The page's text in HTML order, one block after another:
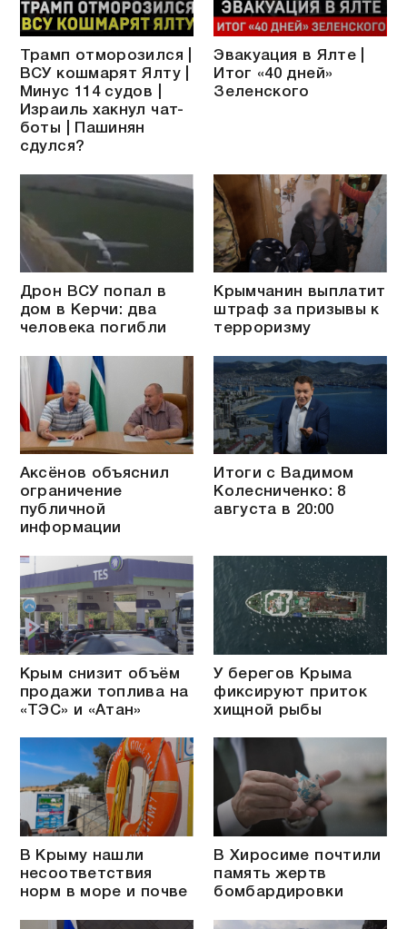
Трамп отморозился |
ВСУ кошмарят Ялту |
Минус 114 судов |
Израиль хакнул чат-
боты | Пашинян
сдулся?
Эвакуация в Ялте |
Итог «40 дней»
Зеленского
Дрон ВСУ попал в
дом в Керчи: два
человека погибли
Крымчанин выплатит
штраф за призывы к
терроризму
Аксёнов объяснил
ограничение
публичной
информации
Итоги с Вадимом
Колесниченко: 8
августа в 20:00
Крым снизит объём
продажи топлива на
«ТЭС» и «Атан»
У берегов Крыма
фиксируют приток
хищной рыбы
В Крыму нашли
несоответствия
норм в море и почве
В Хиросиме почтили
память жертв
бомбардировки